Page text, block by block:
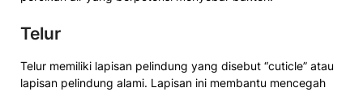
Telur
Telur memiliki lapisan pelindung yang disebut “cuticle” atau
lapisan pelindung alami. Lapisan ini membantu mencegah